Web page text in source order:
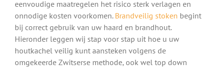
eenvoudige maatregelen het risico sterk verlagen en
onnodige kosten voorkomen. Brandveilig stoken begint
bij correct gebruik van uw haard en brandhout.
Hieronder leggen wij stap voor stap uit hoe u uw
houtkachel veilig kunt aansteken volgens de
omgekeerde Zwitserse methode, ook wel top down